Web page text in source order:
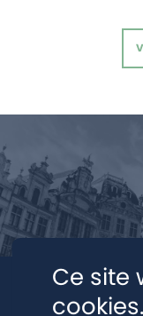
Ce site
cookies.